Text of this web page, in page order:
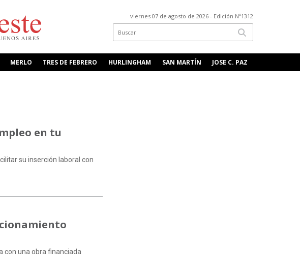
viernes 07 de agosto de 2026 - Edición Nº1312
MERLO TRES DE FEBRERO HURLINGHAM SAN MARTÍN JOSE C. PAZ
en tu
su inserción laboral con
con una obra financiada